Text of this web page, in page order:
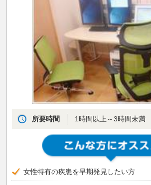
所要時間 1時間以上～3時間未満
女性特有の疾患を早期発見したい方